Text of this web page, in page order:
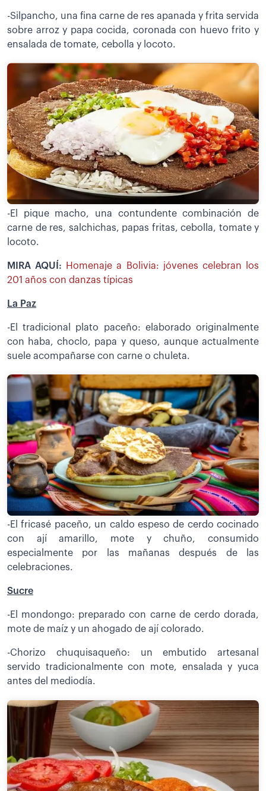
-Silpancho, una fina carne de res apanada y frita servida
sobre arroz y papa cocida, coronada con huevo frito y
ensalada de tomate, cebolla y locoto.
-El pique macho, una contundente combinación de
carne de res, salchichas, papas fritas, cebolla, tomate y
locoto.
MIRA AQUÍ:
Homenaje a Bolivia: jóvenes celebran los
201 años con danzas típicas
La Paz
-El tradicional plato paceño: elaborado originalmente
con haba, choclo, papa y queso, aunque actualmente
suele acompañarse con carne o chuleta.
-El fricasé paceño, un caldo espeso de cerdo cocinado
con ají amarillo, mote y chuño, consumido
especialmente por las mañanas después de las
celebraciones.
Sucre
-El mondongo: preparado con carne de cerdo dorada,
mote de maíz y un ahogado de ají colorado.
-Chorizo chuquisaqueño: un embutido artesanal
servido tradicionalmente con mote, ensalada y yuca
antes del mediodía.